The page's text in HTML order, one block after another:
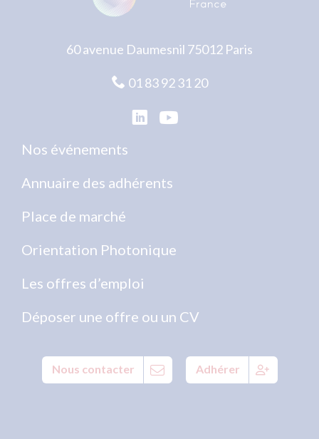
60 avenue Daumesnil 75012 Paris
01 83 92 31 20
Nos événements
Annuaire des adhérents
Place de marché
Orientation Photonique
Les offres d’emploi
Déposer une offre ou un CV
Nous contacter Adhérer